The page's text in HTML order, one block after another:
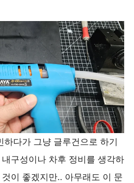
하다가 그냥 글루건으로 하기
구성이나 차후 정비를 생각하
이 좋겠지만.. 아무래도 이 문